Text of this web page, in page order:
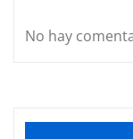
No hay